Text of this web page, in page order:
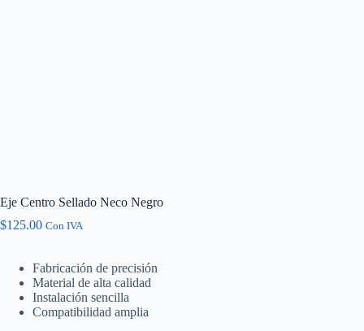
Eje Centro Sellado Neco Negro
$125.00 Con IVA
Fabricación de precisión
Material de alta calidad
Instalación sencilla
Compatibilidad amplia